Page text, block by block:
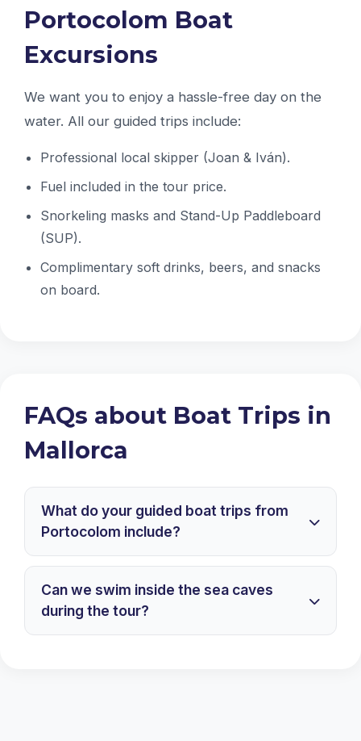
Portocolom Boat
Excursions
We want you to enjoy a hassle-free day on the
water. All our guided trips include:
Professional local skipper (Joan & Iván).
Fuel included in the tour price.
Snorkeling masks and Stand-Up Paddleboard
(SUP).
Complimentary soft drinks, beers, and snacks
on board.
FAQs about Boat Trips in
Mallorca
What do your guided boat trips from
Portocolom include?
Can we swim inside the sea caves
during the tour?